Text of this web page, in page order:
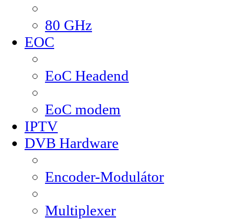
80 GHz
EOC
EoC Headend
EoC modem
IPTV
DVB Hardware
Encoder-Modulátor
Multiplexer